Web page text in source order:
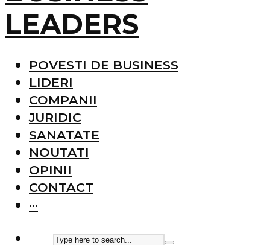
LEADERS
POVESTI DE BUSINESS
LIDERI
COMPANII
JURIDIC
SANATATE
NOUTATI
OPINII
CONTACT
···